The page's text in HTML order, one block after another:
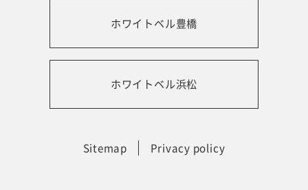
ホワイトベル豊橋
ホワイトベル浜松
Sitemap Privacy policy